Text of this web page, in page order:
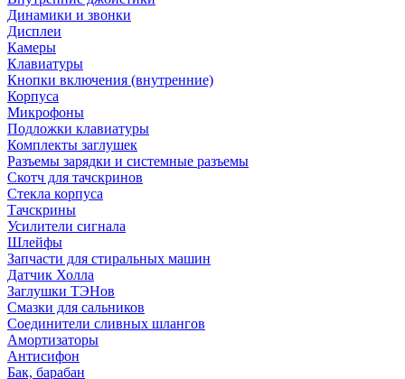
Динамики и звонки
Дисплеи
Камеры
Клавиатуры
Кнопки включения (внутренние)
Корпуса
Микрофоны
Подложки клавиатуры
Комплекты заглушек
Разъемы зарядки и системные разъемы
Скотч для тачскринов
Стекла корпуса
Тачскрины
Усилители сигнала
Шлейфы
Запчасти для стиральных машин
Датчик Холла
Заглушки ТЭНов
Смазки для сальников
Соединители сливных шлангов
Амортизаторы
Антисифон
Бак, барабан